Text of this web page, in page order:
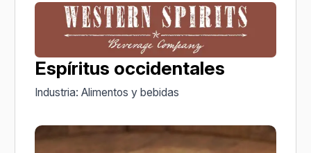
Espíritus occidentales
Industria: Alimentos y bebidas